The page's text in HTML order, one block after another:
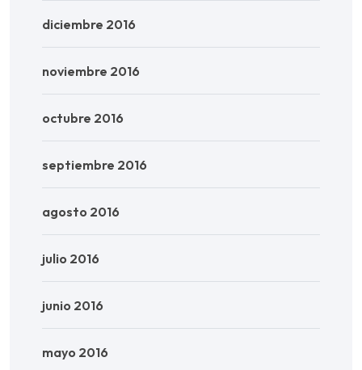
diciembre 2016
noviembre 2016
octubre 2016
septiembre 2016
agosto 2016
julio 2016
junio 2016
mayo 2016